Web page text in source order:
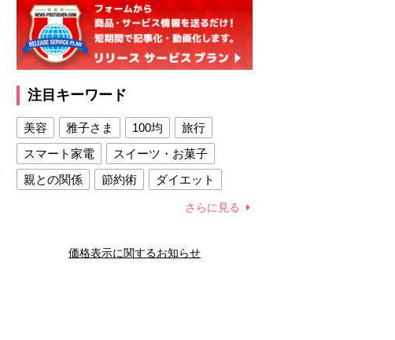
注目キーワード
美容 雅子さま 100均
旅行
スマート家電
スイーツ・お菓子
親との関係
節約術
ダイエット
夫との関係
新津春子 どか食い
さらに見る
価格表示に関するお知らせ